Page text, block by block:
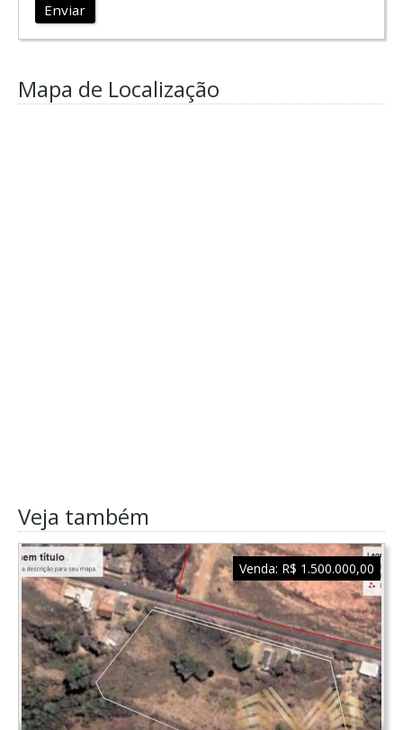
Enviar
Mapa de Localização
Veja também
Venda: R$ 1.500.000,00